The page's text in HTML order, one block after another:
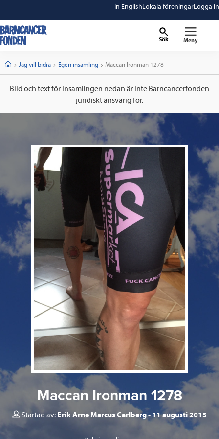
In EnglishLokala föreningarLogga in
Sök Meny
StartJag vill bidra Egen insamling Current:
Maccan Ironman 1278
Bild och text för insamlingen nedan är inte Barncancerfonden
juridiskt ansvarig för.
Maccan Ironman 1278
Startad av: Erik Arne Marcus Carlberg 11 augusti 2015